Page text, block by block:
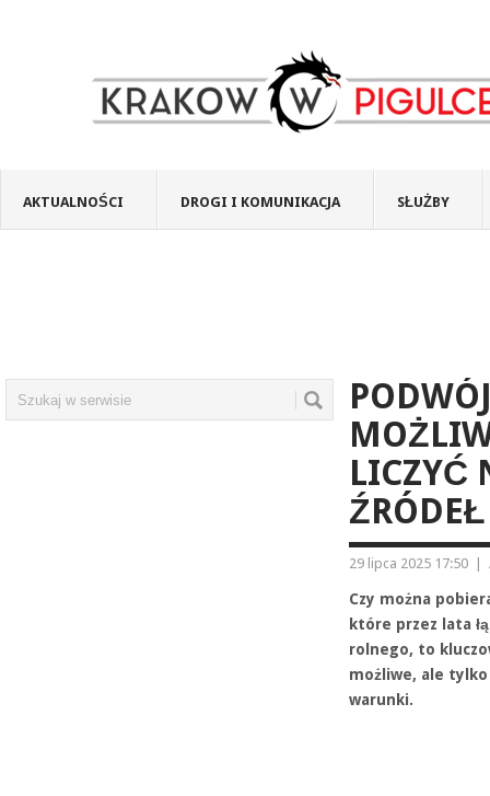
AKTUALNOŚCI DROGI I KOMUNIKACJA SŁUŻBY
LICZYĆ
ŹRÓDEŁ
29 lipca 2025 17:50
Czy można
które przez lata
rolnego, to
możliwe, ale
warunki.